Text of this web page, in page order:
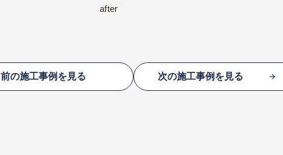
after
前の施工事例を見る 次の施工事例を見る